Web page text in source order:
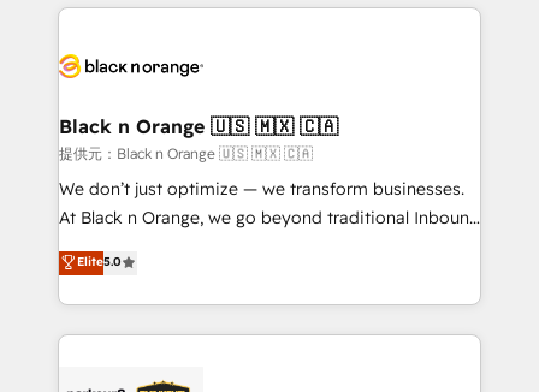
embark on a transformational journey that sets your
business up for long-term success. Unlock your
business. If not now, when?
pourquoi, nos experts sont à la fois capables de
référencement, votre stratégie digitale et le pilotage
projet HubSpot avec DIGITALISIM : 🧽 Nettoyage,
migration et intégration des bases de données. 🚀
Développement des interfaces avec vos logiciels
métiers ⚙️ Configuration de la plateforme HubSpot
Book Process & Guidelines utilisateurs 🎓
Formations des utilisateurs
Black n Orange 🇺🇸 🇲🇽 🇨🇦
提供元：Black n Orange 🇺🇸 🇲🇽 🇨🇦
We don’t just optimize — we transform businesses.
At Black n Orange, we go beyond traditional Inbound
Marketing with our exclusive methodologies:
BOOMS and BOOST. Together, they form a powerful
combination that has driven success for over 800
businesses worldwide. As Elite HubSpot Partners, we
Elite5.0